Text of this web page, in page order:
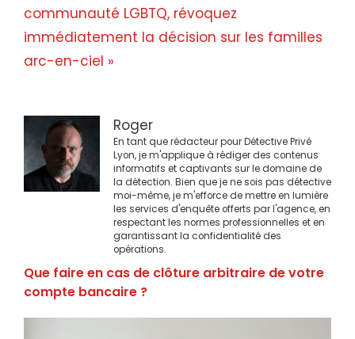
communauté LGBTQ, révoquez
immédiatement la décision sur les familles
arc-en-ciel »
Roger
En tant que rédacteur pour Détective Privé
Lyon, je m'applique à rédiger des contenus
informatifs et captivants sur le domaine de
la détection. Bien que je ne sois pas détective
moi-même, je m'efforce de mettre en lumière
les services d'enquête offerts par l'agence, en
respectant les normes professionnelles et en
garantissant la confidentialité des
opérations.
Que faire en cas de clôture arbitraire de votre
compte bancaire ?